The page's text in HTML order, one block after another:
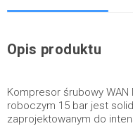
Opis produktu
Kompresor śrubowy WAN
roboczym 15 bar jest
zaprojektowanym do